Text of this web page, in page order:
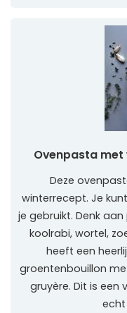
Ovenpasta
Deze
winterrecept. Je
je gebruikt. Denk
koolrabi, wortel,
heeft een
groentenbouillon
gruyère. Dit is